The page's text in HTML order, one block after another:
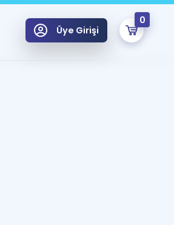
Üye Girişi
0